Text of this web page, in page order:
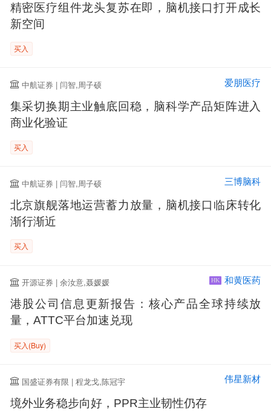
精密医疗组件龙头复苏在即，脑机接口打开成长
新空间
买入
中航证券 | 闫智,周子硕 爱朋医疗
集采切换期主业触底回稳，脑科学产品矩阵进入
商业化验证
买入
中航证券 | 闫智,周子硕 三博脑科
北京旗舰落地运营蓄力放量，脑机接口临床转化
渐行渐近
买入
开源证券 | 余汝意,聂媛媛 HK 和黄医药
港股公司信息更新报告：核心产品全球持续放
量，ATTC平台加速兑现
买入(Buy)
国盛证券有限 | 程龙戈,陈冠宇 伟星新材
境外业务稳步向好，PPR主业韧性仍存